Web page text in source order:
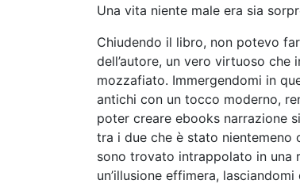
Una vita niente male era sia
Chiudendo il libro, non potevo
dell’autore, un vero virtuoso
mozzafiato. Immergendomi in
antichi con un tocco moderno,
poter creare ebooks narrazione
tra i due che è stato nientemeno
sono trovato intrappolato in una
un’illusione effimera,